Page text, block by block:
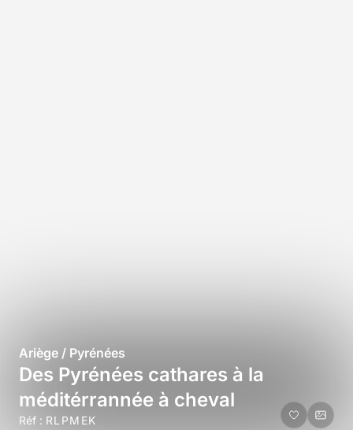
Ariège / Pyrénées
Des Pyrénées cathares à la
méditérrannée à cheval
Réf : RLPMEK